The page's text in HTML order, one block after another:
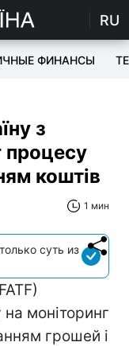
RU
ФИНАНСЫ
з
процесу
коштів
1 мин
суть из
моніторинг
грошей і